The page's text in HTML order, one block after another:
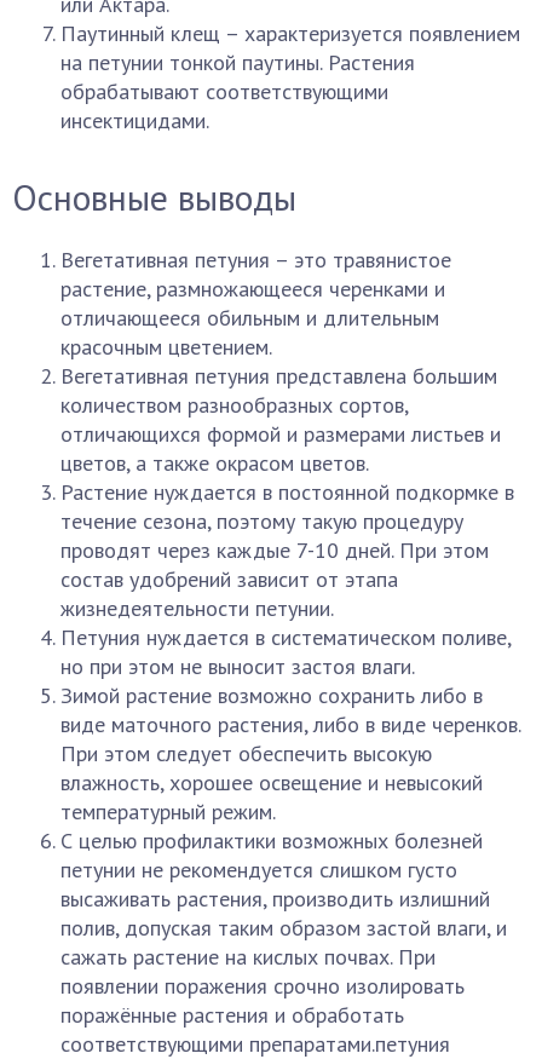
Паутинный клещ – характеризуется появлением
на петунии тонкой паутины. Растения
обрабатывают соответствующими
инсектицидами.
Основные выводы
Вегетативная петуния – это травянистое
растение, размножающееся черенками и
отличающееся обильным и длительным
красочным цветением.
Вегетативная петуния представлена большим
количеством разнообразных сортов,
отличающихся формой и размерами листьев и
цветов, а также окрасом цветов.
Растение нуждается в постоянной подкормке в
течение сезона, поэтому такую процедуру
проводят через каждые 7-10 дней. При этом
состав удобрений зависит от этапа
жизнедеятельности петунии.
Петуния нуждается в систематическом поливе,
но при этом не выносит застоя влаги.
Зимой растение возможно сохранить либо в
виде маточного растения, либо в виде черенков.
При этом следует обеспечить высокую
влажность, хорошее освещение и невысокий
температурный режим.
С целью профилактики возможных болезней
петунии не рекомендуется слишком густо
высаживать растения, производить излишний
полив, допуская таким образом застой влаги, и
сажать растение на кислых почвах. При
появлении поражения срочно изолировать
поражённые растения и обработать
соответствующими препаратами.петуния